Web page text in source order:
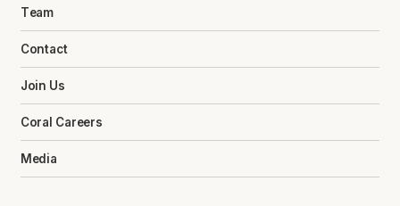
Team
Contact
Join Us
Coral Careers
Media